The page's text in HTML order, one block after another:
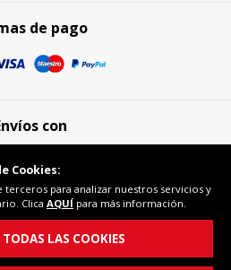
de pago
con
segura
Cookies:
para analizar nuestros servicios y
Clica AQUÍ para más información.
LAS COOKIES